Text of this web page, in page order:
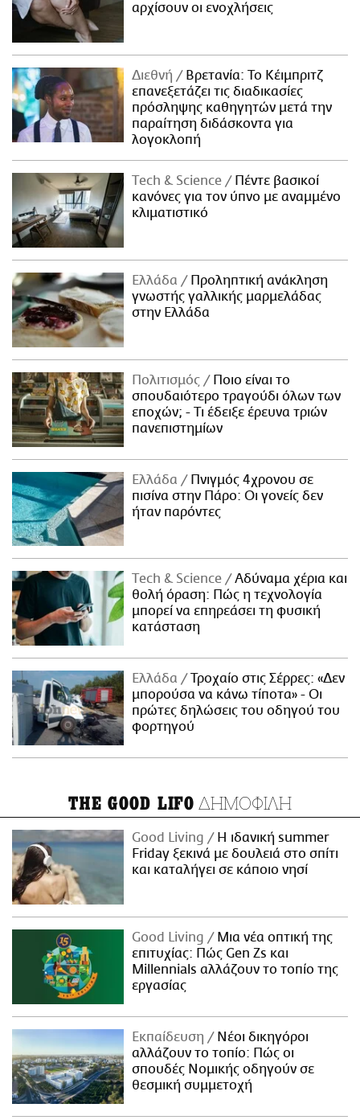
αρχίσουν οι ενοχλήσεις
Διεθνή
Βρετανία: Το Κέιμπριτζ
επανεξετάζει τις διαδικασίες
πρόσληψης καθηγητών μετά την
παραίτηση διδάσκοντα για
λογοκλοπή
Τech & Science
Πέντε βασικοί
κανόνες για τον ύπνο με αναμμένο
κλιματιστικό
Ελλάδα
Προληπτική ανάκληση
γνωστής γαλλικής μαρμελάδας
στην Ελλάδα
Πολιτισμός
Ποιο είναι το
σπουδαιότερο τραγούδι όλων των
εποχών; - Τι έδειξε έρευνα τριών
πανεπιστημίων
Ελλάδα
Πνιγμός 4χρονου σε
πισίνα στην Πάρο: Οι γονείς δεν
ήταν παρόντες
Τech & Science
Αδύναμα χέρια και
θολή όραση: Πώς η τεχνολογία
μπορεί να επηρεάσει τη φυσική
κατάσταση
Ελλάδα
Τροχαίο στις Σέρρες: «Δεν
μπορούσα να κάνω τίποτα» - Οι
πρώτες δηλώσεις του οδηγού του
φορτηγού
THE GOOD LIFO ΔΗΜΟΦΙΛΗ
Good Living
Η ιδανική summer
Friday ξεκινά με δουλειά στο σπίτι
και καταλήγει σε κάποιο νησί
Good Living
Μια νέα οπτική της
επιτυχίας: Πώς Gen Zs και
Millennials αλλάζουν το τοπίο της
εργασίας
Εκπαίδευση
Νέοι δικηγόροι
αλλάζουν το τοπίο: Πώς οι
σπουδές Νομικής οδηγούν σε
θεσμική συμμετοχή